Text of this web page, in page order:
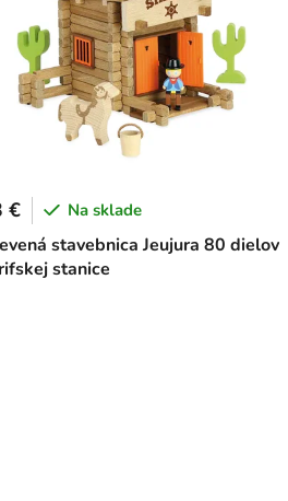
stavebnica Jeujura 80 dielov
stanice
€ Na sklade